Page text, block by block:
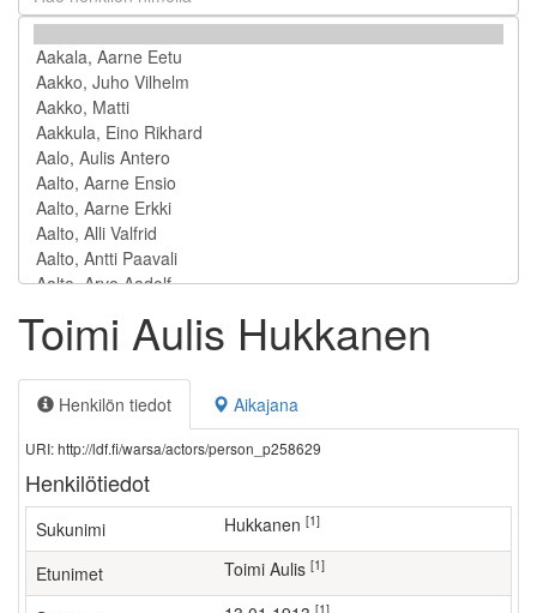
Toimi Aulis Hukkanen
Henkilön tiedot Aikajana
URI: http://ldf.fi/warsa/actors/person_p258629
Henkilötiedot
Sukunimi Hukkanen [1]
Etunimet Toimi Aulis [1]
[1]